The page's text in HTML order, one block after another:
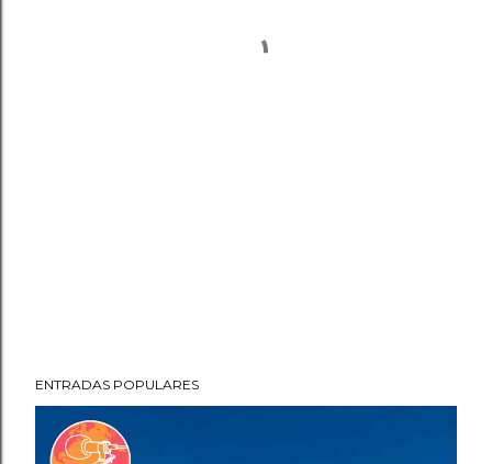
ENTRADAS POPULARES